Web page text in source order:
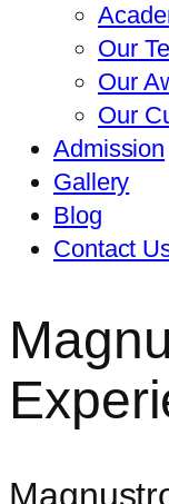
Our
Our
Our
Admission
Gallery
Blog
Contact